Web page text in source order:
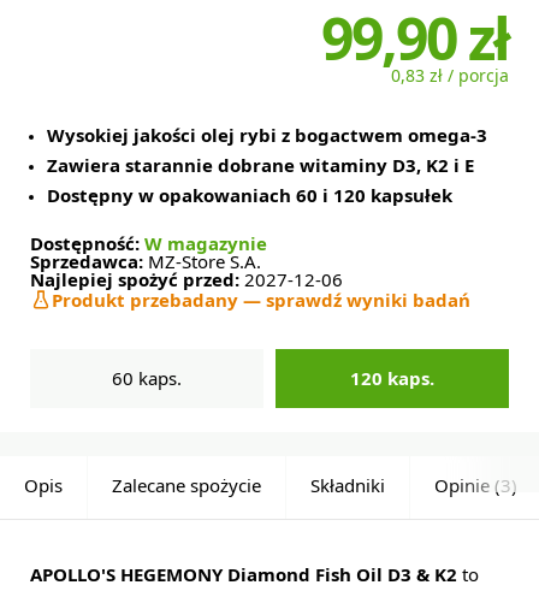
99,90 zł
0,83 zł / porcja
Wysokiej jakości olej rybi z bogactwem omega-3
Zawiera starannie dobrane witaminy D3, K2 i E
Dostępny w opakowaniach 60 i 120 kapsułek
Dostępność: W magazynie
Sprzedawca: MZ-Store S.A.
Najlepiej spożyć przed: 2027-12-06
Produkt przebadany — sprawdź wyniki badań
60 kaps. 120 kaps.
Opis Zalecane spożycie Składniki Opinie (3)
APOLLO'S HEGEMONY Diamond Fish Oil D3 & K2 to